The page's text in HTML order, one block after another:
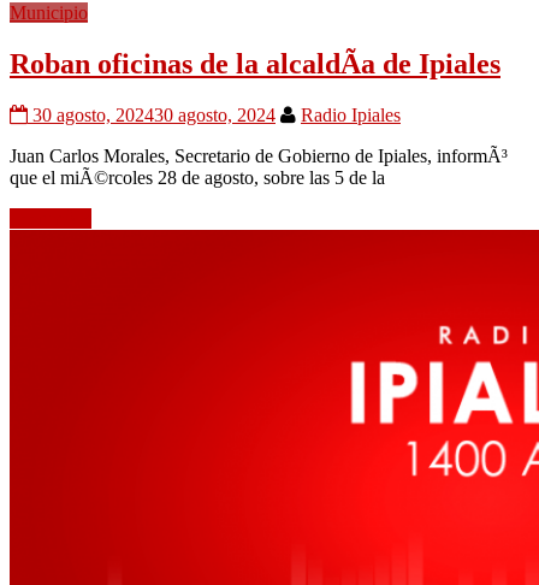
Municipio
Roban oficinas de la alcaldÃ­a de Ipiales
30 agosto, 202430 agosto, 2024
Radio Ipiales
Juan Carlos Morales, Secretario de Gobierno de Ipiales, informÃ³
que el miÃ©rcoles 28 de agosto, sobre las 5 de la